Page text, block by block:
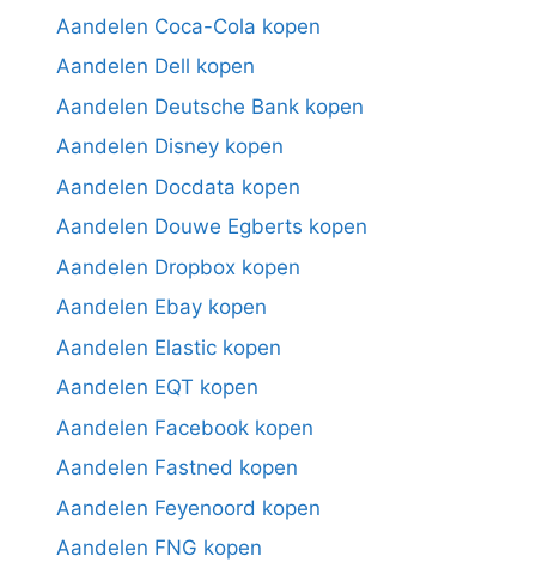
Aandelen Coca-Cola kopen
Aandelen Dell kopen
Aandelen Deutsche Bank kopen
Aandelen Disney kopen
Aandelen Docdata kopen
Aandelen Douwe Egberts kopen
Aandelen Dropbox kopen
Aandelen Ebay kopen
Aandelen Elastic kopen
Aandelen EQT kopen
Aandelen Facebook kopen
Aandelen Fastned kopen
Aandelen Feyenoord kopen
Aandelen FNG kopen